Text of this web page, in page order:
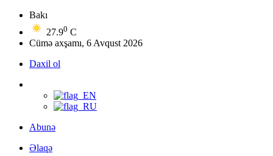
Bakı
27.90 C
Cümə axşamı, 6 Avqust 2026
Daxil ol
Abunə
Əlaqə